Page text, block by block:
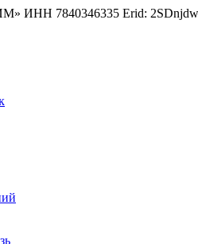
ИНН 7840346335 Erid: